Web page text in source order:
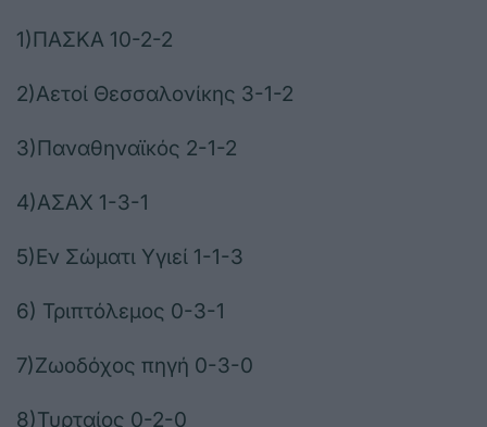
1)ΠΑΣΚΑ 10-2-2
2)Αετοί Θεσσαλονίκης 3-1-2
3)Παναθηναϊκός 2-1-2
4)ΑΣΑΧ 1-3-1
5)Εν Σώματι Υγιεί 1-1-3
6) Τριπτόλεμος 0-3-1
7)Ζωοδόχος πηγή 0-3-0
8)Τυρταίος 0-2-0